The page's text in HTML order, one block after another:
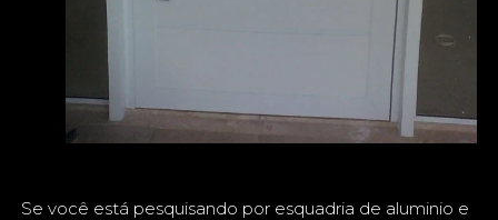
Se você está pesquisando por esquadria de aluminio e